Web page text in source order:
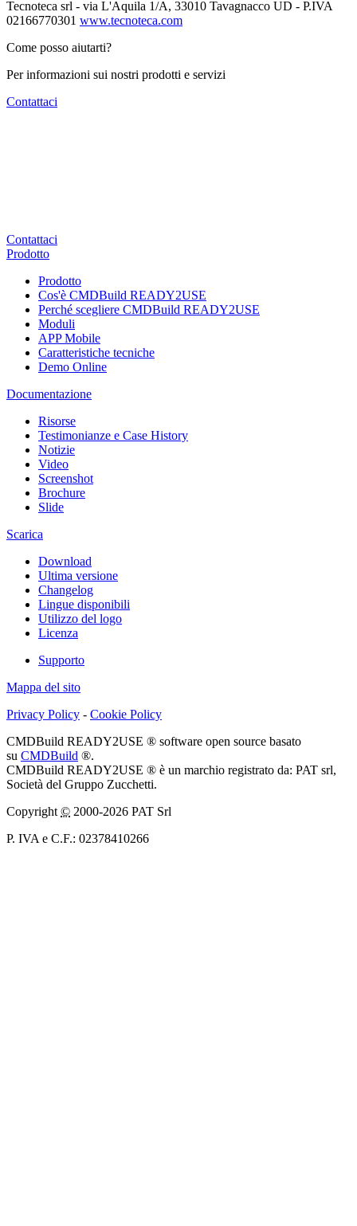
Tecnoteca srl - via L'Aquila 1/A, 33010 Tavagnacco UD - P.IVA
02166770301 www.tecnoteca.com
Come posso aiutarti?
Per informazioni sui nostri prodotti e servizi
Contattaci
Contattaci
Prodotto
Prodotto
Cos'è CMDBuild READY2USE
Perché scegliere CMDBuild READY2USE
Moduli
APP Mobile
Caratteristiche tecniche
Demo Online
Documentazione
Risorse
Testimonianze e Case History
Notizie
Video
Screenshot
Brochure
Slide
Scarica
Download
Ultima versione
Changelog
Lingue disponibili
Utilizzo del logo
Licenza
Supporto
Mappa del sito
Privacy Policy - Cookie Policy
CMDBuild READY2USE ® software open source basato
su CMDBuild ®.
CMDBuild READY2USE ® è un marchio registrato da: PAT srl,
Società del Gruppo Zucchetti.
Copyright © 2000-2026 PAT Srl
P. IVA e C.F.: 02378410266